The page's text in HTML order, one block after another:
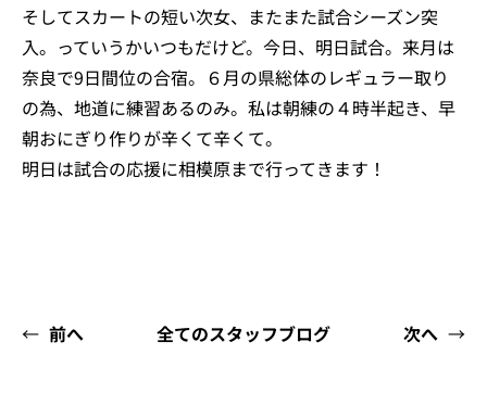
そしてスカートの短い次女、またまた試合シーズン突
入。っていうかいつもだけど。今日、明日試合。来月は
奈良で9日間位の合宿。６月の県総体のレギュラー取り
の為、地道に練習あるのみ。私は朝練の４時半起き、早
朝おにぎり作りが辛くて辛くて。
明日は試合の応援に相模原まで行ってきます！
← 前へ 全てのスタッフブログ 次へ →